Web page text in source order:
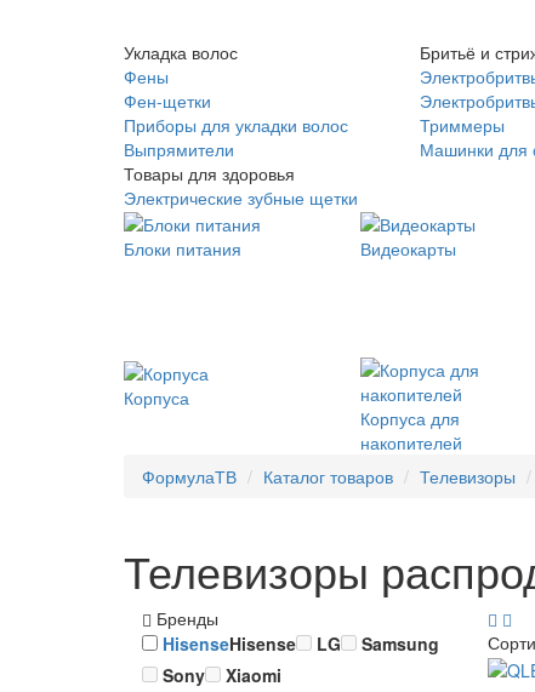
Укладка волос
Фены
Фен-щетки
Приборы для укладки волос
Выпрямители
Товары для здоровья
Электрические зубные щетки
Бритьё и
Триммеры
Машинки для
Блоки питания
Видеокарты
Корпуса
Корпуса для
накопителей
ФормулаТВ Каталог товаров Телевизоры
Телевизоры
Бренды
HisenseHisense LG
Samsung
Sony
Xiaomi